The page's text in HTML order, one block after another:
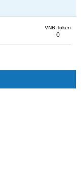
VNB Token
0